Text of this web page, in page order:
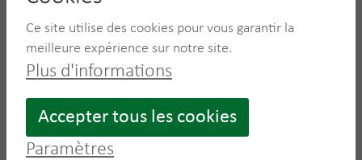
offre
prix
Pneus de
voiture et
Sur
offre
Ce site utilise des cookies pour vous garantir la
meilleure expérience sur notre site.
Plus d'informations
Accepter tous les cookies
Paramètres